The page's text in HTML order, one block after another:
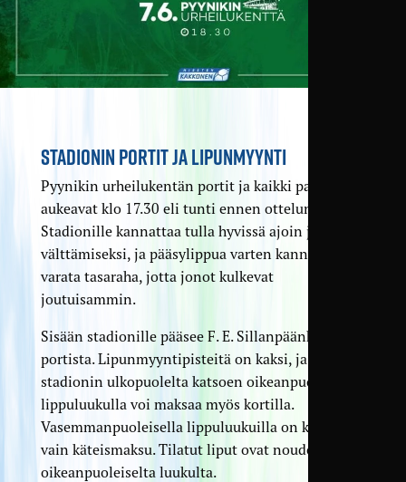
STADIONIN PORTIT JA LIPUNMYYNTI
Pyynikin urheilukentän portit ja kaikki palvelut
aukeavat klo 17.30 eli tunti ennen ottelun alkua.
Stadionille kannattaa tulla hyvissä ajoin jonojen
välttämiseksi, ja pääsylippua varten kannattaa
varata tasaraha, jotta jonot kulkevat
joutuisammin.
Sisään stadionille pääsee F. E. Sillanpäänkadun
portista. Lipunmyyntipisteitä on kaksi, ja
stadionin ulkopuolelta katsoen oikeanpuoleisella
lippuluukulla voi maksaa myös kortilla.
Vasemmanpuoleisella lippuluukuilla on käytössä
vain käteismaksu. Tilatut liput ovat noudettavissa
oikeanpuoleiselta luukulta.